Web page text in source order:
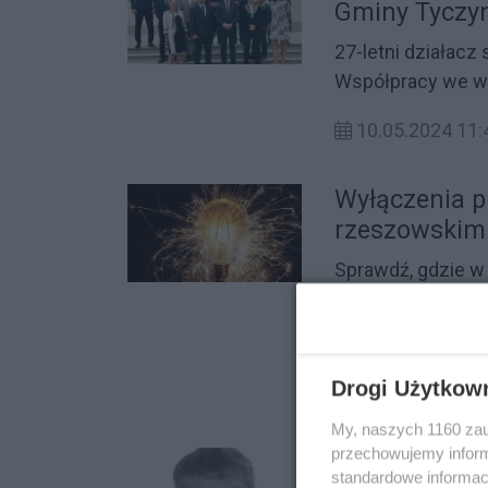
Gminy
27-letni działacz
Współpracy we
burmistrza
10.05.2024
Wyłączenia
Sprawdź, gdzie
Zaginął
Drogi
My, naszych 1160
przechowujemy
standardowe